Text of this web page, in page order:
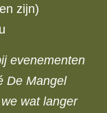
zijn)
evenementen
De Mangel
wat langer